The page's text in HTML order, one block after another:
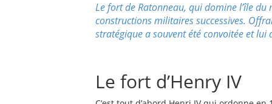
Le fort de Ratonneau, qui dominel’île du
constructions militaires successives.
stratégique a souvent été convoitée et lui
Le fort d’Henry IV